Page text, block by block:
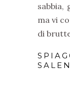
sabbia,
ma vi
di